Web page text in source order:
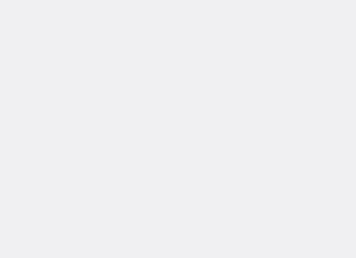
giá: từ 843.900₫ đến 1.382.500₫